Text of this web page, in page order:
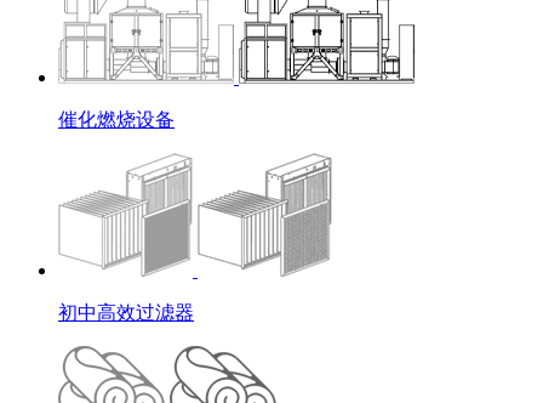
催化燃烧设备
初中高效过滤器